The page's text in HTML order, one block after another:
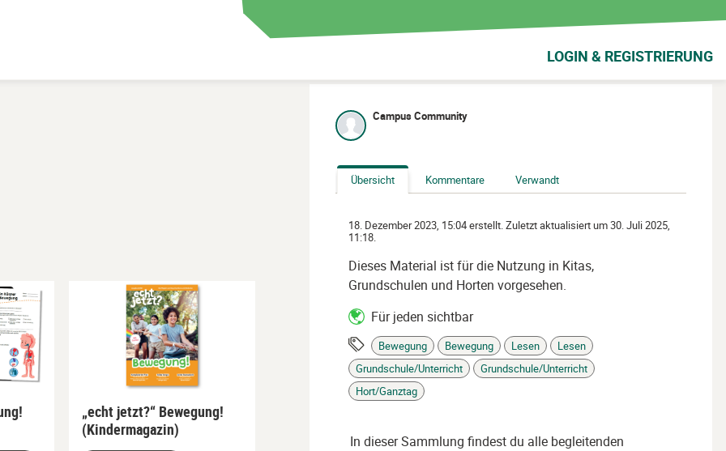
LOGIN & REGISTRIERUNG
Magazincover
Bewegung
„echt jetzt?“ Bewegung!
(Kindermagazin)
Campus Community
Übersicht Kommentare Verwandt
18. Dezember 2023, 15:04 erstellt. Zuletzt aktualisiert um 30. Juli 2025,
11:18.
Dieses Material ist für die Nutzung in Kitas,
Grundschulen und Horten vorgesehen.
Für jeden sichtbar
Tags
Bewegung Bewegung Lesen
Lesen
Grundschule/Unterricht
Grundschule/Unterricht
Hort/Ganztag
In dieser Sammlung findest du alle begleitenden